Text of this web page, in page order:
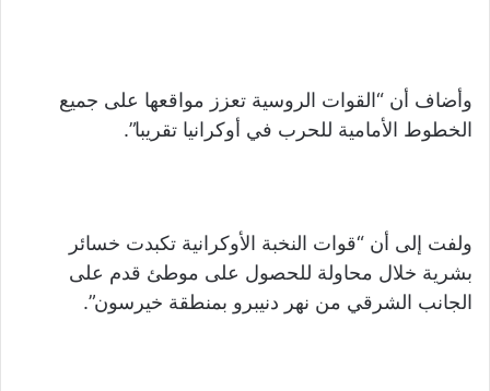
وأضاف أن “القوات الروسية تعزز مواقعها على جميع
الخطوط الأمامية للحرب في أوكرانيا تقريبا”.
ولفت إلى أن “قوات النخبة الأوكرانية تكبدت خسائر
بشرية خلال محاولة للحصول على موطئ قدم على
الجانب الشرقي من نهر دنيبرو بمنطقة خيرسون”.